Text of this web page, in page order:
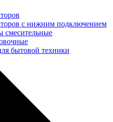
с нижним подключением
смесительные
бытовой техники